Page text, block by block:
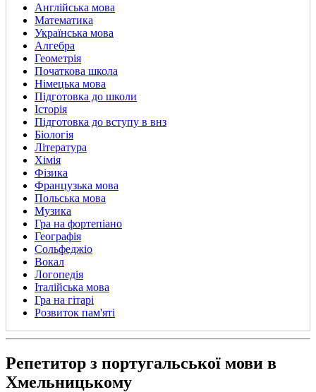
Англійська мова
Математика
Українська мова
Алгебра
Геометрія
Початкова школа
Німецька мова
Підготовка до школи
Історія
Підготовка до вступу в внз
Біологія
Література
Хімія
Фізика
Французька мова
Польська мова
Музика
Гра на фортепіано
Географія
Сольфеджіо
Вокал
Логопедія
Італійська мова
Гра на гітарі
Розвиток пам'яті
Репетитор з португальської мови в
Хмельницькому